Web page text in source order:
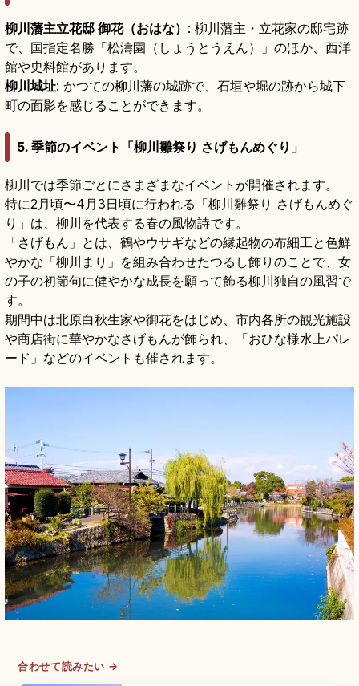
柳川藩主立花邸 御花（おはな） : 柳川藩主・立花家の邸宅跡
で、国指定名勝「松濤園（しょうとうえん）」のほか、西洋
館や史料館があります。
柳川城址: かつての柳川藩の城跡で、石垣や堀の跡から城下
町の面影を感じることができます。
5. 季節のイベント「柳川雛祭り さげもんめぐり」
柳川では季節ごとにさまざまなイベントが開催されます。
特に2月頃〜4月3日頃に行われる「柳川雛祭り さげもんめぐ
り」は、柳川を代表する春の風物詩です。
「さげもん」とは、鶴やウサギなどの縁起物の布細工と色鮮
やかな「柳川まり」を組み合わせたつるし飾りのことで、女
の子の初節句に健やかな成長を願って飾る柳川独自の風習で
す。
期間中は北原白秋生家や御花をはじめ、市内各所の観光施設
や商店街に華やかなさげもんが飾られ、「おひな様水上パレ
ード」などのイベントも催されます。
合わせて読みたい →